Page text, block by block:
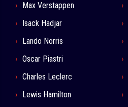
Max Verstappen
Isack Hadjar
Lando Norris
Oscar Piastri
Charles Leclerc
Lewis Hamilton